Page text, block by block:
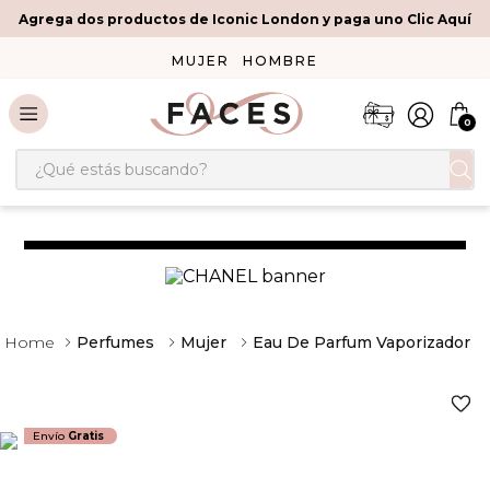
Agrega dos productos de Iconic London y paga uno Clic Aquí
MUJER HOMBRE
0
¿Qué estás buscando?
Perfumes Mujer Eau De Parfum Vaporizador
Envío Gratis